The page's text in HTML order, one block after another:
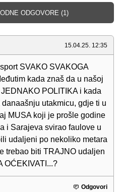
ODGOVORE (1)
15.04.25. 12:35
SVAKO SVAKOGA
kada znaš da u našoj
POLITIKA i kada
utakmicu, gdje ti u
MUSA koji je prošle godine
i Sarajeva svirao faulove u
udaljeni po nekoliko metara
trebao biti TRAJNO udaljen
OĆEKIVATI...?
Odgovori